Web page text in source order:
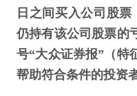
日之间买入公司股票
仍持有该公司股票的
号“大众证券报”（特
帮助符合条件的投资